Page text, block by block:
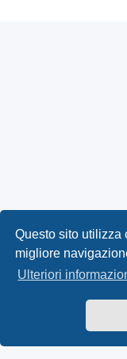
Questo sito utilizza
migliore
Ulteriori